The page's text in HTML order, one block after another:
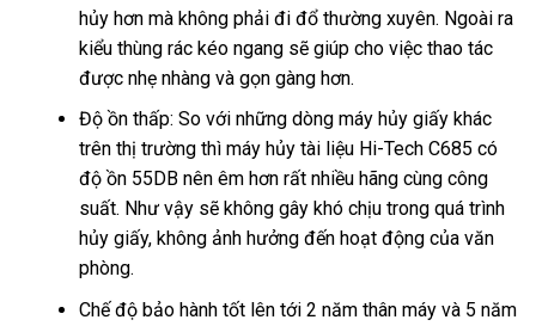
hủy hơn mà không phải đi đổ thường xuyên. Ngoài ra
kiểu thùng rác kéo ngang sẽ giúp cho việc thao tác
được nhẹ nhàng và gọn gàng hơn.
Độ ồn thấp: So với những dòng máy hủy giấy khác
trên thị trường thì máy hủy tài liệu Hi-Tech C685 có
độ ồn 55DB nên êm hơn rất nhiều hãng cùng công
suất. Như vậy sẽ không gây khó chịu trong quá trình
hủy giấy, không ảnh hưởng đến hoạt động của văn
phòng.
Chế độ bảo hành tốt lên tới 2 năm thân máy và 5 năm